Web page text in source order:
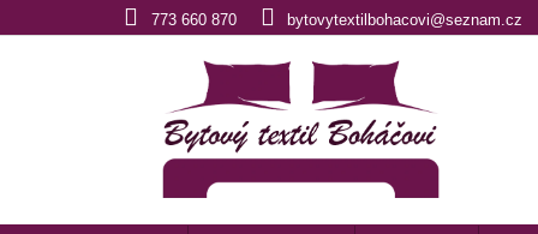
na
773 660 870 bytovytextilbohacovi@seznam.cz